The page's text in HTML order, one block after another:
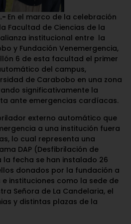
En el marco de la celebración
Facultad de Ciencias de la
institucional entre la
y Fundación Venemergencia,
6 de esta facultad el primer
del campus,
de Carabobo en una zona
significativamente la
ante emergencias cardíacas.
externo automático que
a una institución fuera
lo cual representa una
DAP (Desfibrilación de
la fecha se han instalado 26
donados por la fundación a
instituciones como la sede de
Señora de La Candelaria, el
y distintas plazas de la